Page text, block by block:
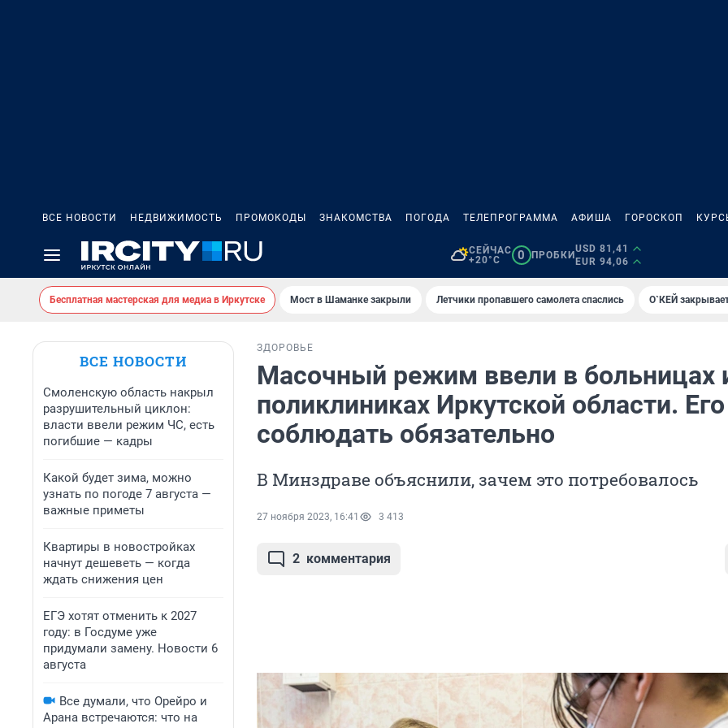
ВСЕ НОВОСТИ НЕДВИЖИМОСТЬ ПРОМОКОДЫ ЗНАКОМСТВА ПОГОДА ТЕЛЕПРОГРАММА АФИША ГОРОСКОП
СЕЙЧАС
+20°C
0 ПРОБКИ
USD 81,41
EUR 94,06
Бесплатная мастерская для медиа в Иркутске Мост в Шаманке закрыли Летчики пропавшего самолета спаслись О`КЕЙ
ВСЕ НОВОСТИ
Смоленскую область накрыл
разрушительный циклон:
власти ввели режим ЧС, есть
погибшие — кадры
Какой будет зима, можно
узнать по погоде 7 августа —
важные приметы
Квартиры в новостройках
начнут дешеветь — когда
ждать снижения цен
ЕГЭ хотят отменить к 2027
году: в Госдуме уже
придумали замену. Новости 6
августа
Все думали, что Орейро и
Арана встречаются: что на
ЗДОРОВЬЕ
Масочный режим ввели в больницах
поликлиниках Иркутской области. Его
соблюдать обязательно
В Минздраве объяснили, зачем это потребовалось
27 ноября 2023, 16:41 3 413
2 комментария